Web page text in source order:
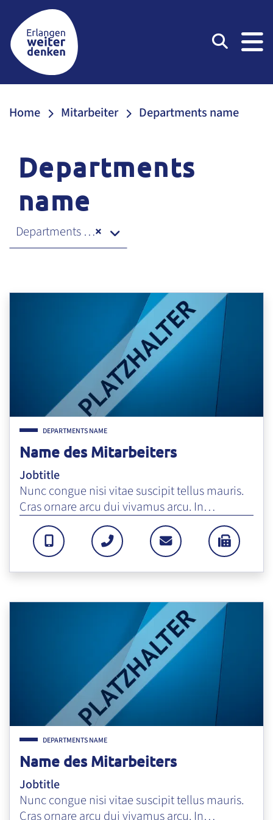
Amt für Stadtplanung und Mobilität
Suchen
Home Mitarbeiter Departments name
Departments
name
×
Departments name
DEPARTMENTS NAME
Name des Mitarbeiters
Jobtitle
Nunc congue nisi vitae suscipit tellus mauris.
Cras ornare arcu dui vivamus arcu. In…
MOBILTELEFON: +4999478567
TEL: +499994702343
E-MAIL: FAX:
Zum Mitarbeiter "Name des Mitarbeiters"
DEPARTMENTS NAME
Name des Mitarbeiters
Jobtitle
Nunc congue nisi vitae suscipit tellus mauris.
Cras ornare arcu dui vivamus arcu. In…